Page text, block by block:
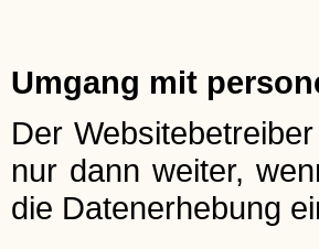
Umgang mit
Der
nur dann weiter,
die Datenerhebung